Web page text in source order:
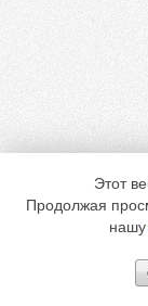
Этот
Продолжая
нашу